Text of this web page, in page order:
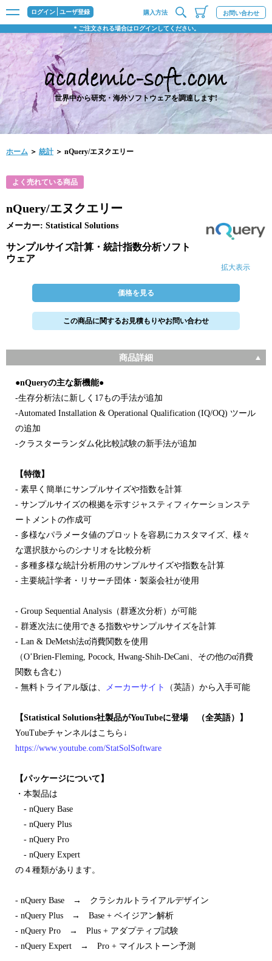
ログイン ユーザ登録
＊ご注文される場合はログインしてください。
購入方法 お問い合わせ
世界中から研究・海外ソフトウェアを調達します!
ホーム ＞ 統計＞ nQuery/エヌクエリー
よく売れている商品
拡大表示
nQuery/エヌクエリー
メーカー: Statistical Solutions
サンプルサイズ計算・統計指数分析ソフト
ウェア
価格を見る
この商品に関するお見積もりやお問い合わせ
商品詳細
●nQueryの主な新機能●
-生存分析法に新しく17もの手法が追加
-Automated Installation & Operational Qualification (IQ/OQ) ツール
の追加
-クラスターランダム化比較試験の新手法が追加
【特徴】
- 素早く簡単にサンプルサイズや指数を計算
- サンプルサイズの根拠を示すジャスティフィケーションステ
ートメントの作成可
- 多様なパラメータ値のプロットを容易にカスタマイズ、様々
な選択肢からのシナリオを比較分析
- 多種多様な統計分析用のサンプルサイズや指数を計算
- 主要統計学者・リサーチ団体・製薬会社が使用
- Group Sequential Analysis（群逐次分析）が可能
- 群逐次法に使用できる指数やサンプルサイズを計算
- Lan & DeMetsh法α消費関数を使用
（O’Brien-Fleming, Pocock, Hwang-Shih-DeCani、その他のα消費
関数も含む）
- 無料トライアル版は、
メーカーサイト （英語）から入手可能
【Statistical Solutions社製品がYouTubeに登場 （全英語）】
YouTubeチャンネルはこちら↓
https://www.youtube.com/StatSolSoftware
【パッケージについて】
・本製品は
- nQuery Base
- nQuery Plus
- nQuery Pro
- nQuery Expert
の４種類があります。
- nQuery Base → クラシカルトライアルデザイン
- nQuery Plus → Base + ベイジアン解析
- nQuery Pro → Plus + アダプティブ試験
- nQuery Expert → Pro + マイルストーン予測